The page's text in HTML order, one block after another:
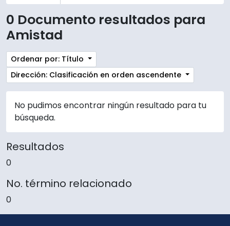
0 Documento resultados para
Amistad
Ordenar por: Título
Dirección: Clasificación en orden ascendente
No pudimos encontrar ningún resultado para tu
búsqueda.
Resultados
0
No. término relacionado
0